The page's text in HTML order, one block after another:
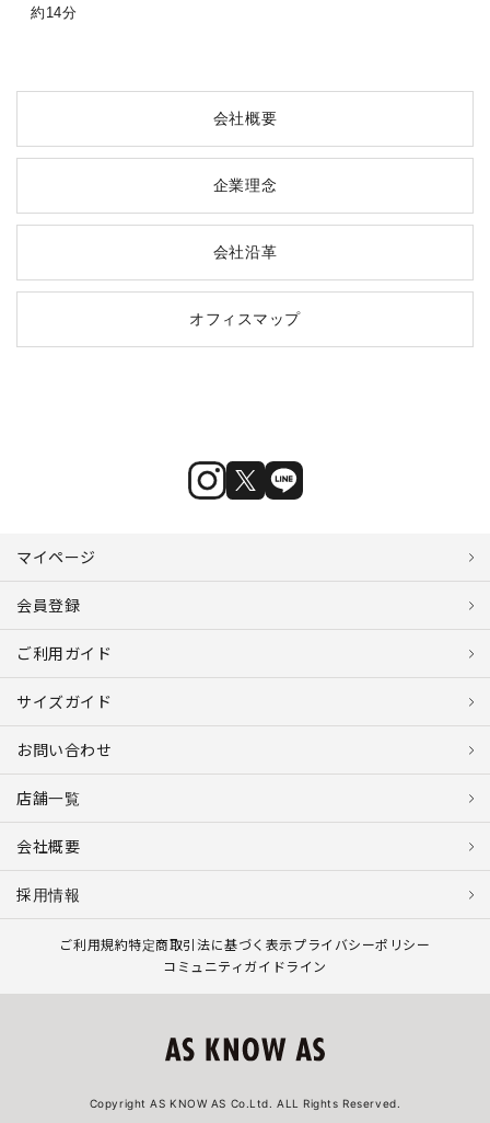
約14分
会社概要
企業理念
会社沿革
オフィスマップ
マイページ
会員登録
ご利用ガイド
サイズガイド
お問い合わせ
店舗一覧
会社概要
採用情報
ご利用規約特定商取引法に基づく表示プライバシーポリシー
コミュニティガイドライン
Copyright AS KNOW AS Co.Ltd. ALL Rights Reserved.